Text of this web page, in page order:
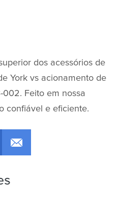
dos acessórios de
York vs acionamento de
Feito em nossa
confiável e eficiente.